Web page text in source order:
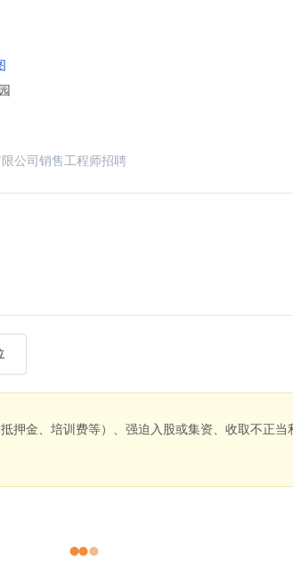
公司销售工程师招聘
押金、培训费等）、强迫入股或集资、收取不正